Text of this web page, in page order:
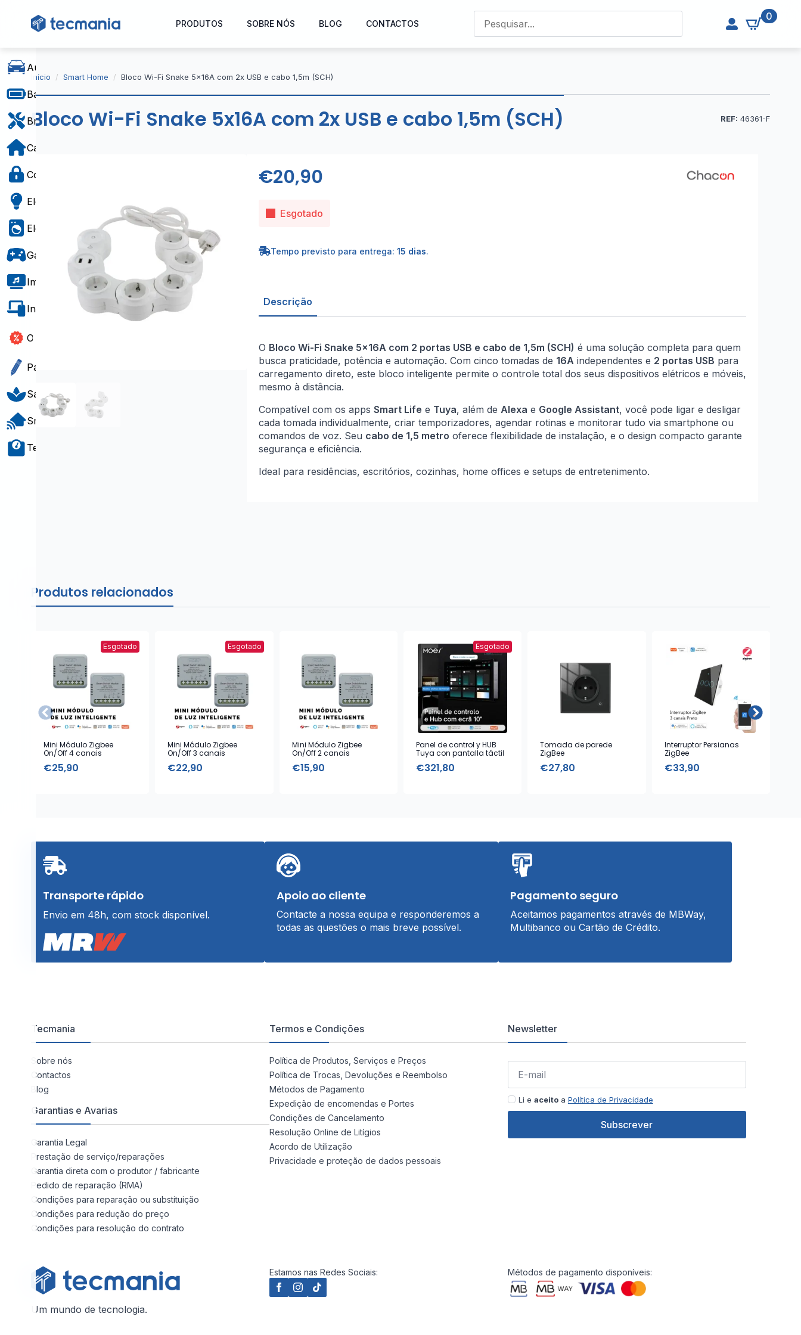
PRODUTOS SOBRE NÓS BLOG CONTACTOS
0
Baterias e Alimentação
Bricolage
Imagem e Som
Informática e Software
Início Smart Home Bloco Wi-Fi Snake 5x16A com 2x USB e cabo 1,5m (SCH)
Bloco Wi-Fi Snake 5x16A com 2x USB e cabo 1,5m (SCH) REF: 46361-F
€20,90
Esgotado
Tempo previsto para entrega: 15 dias.
Descrição
O Bloco Wi-Fi Snake 5x16A com 2 portas USB e cabo de 1,5m (SCH) é uma solução completa para quem
busca praticidade, potência e automação. Com cinco tomadas de 16A independentes e 2 portas USB para
carregamento direto, este bloco inteligente permite o controle total dos seus dispositivos elétricos e móveis,
mesmo à distância.
Compatível com os apps Smart Life e Tuya, além de Alexa e Google Assistant, você pode ligar e desligar
cada tomada individualmente, criar temporizadores, agendar rotinas e monitorar tudo via smartphone ou
comandos de voz. Seu cabo de 1,5 metro oferece flexibilidade de instalação, e o design compacto garante
segurança e eficiência.
Ideal para residências, escritórios, cozinhas, home offices e setups de entretenimento.
Produtos relacionados
Esgotado
Mini Módulo Zigbee
On/Off 4 canais
€25,90
Esgotado
Mini Módulo Zigbee
On/Off 3 canais
€22,90
Mini Módulo Zigbee
On/Off 2 canais
€15,90
Esgotado
Panel de control y HUB
Tuya con pantalla táctil
€321,80
Tomada de parede
ZigBee
€27,80
Interruptor Persianas
ZigBee
€33,90
Transporte rápido
Envio em 48h, com stock disponível.
Apoio ao cliente
Contacte a nossa equipa e responderemos a
todas as questões o mais breve possível.
Pagamento seguro
Aceitamos pagamentos através de MBWay,
Multibanco ou Cartão de Crédito.
Tecmania
Sobre nós
Contactos
Blog
Garantias e Avarias
Garantia Legal
Prestação de serviço/reparações
Garantia direta com o produtor / fabricante
Pedido de reparação (RMA)
Condições para reparação ou substituição
Condições para redução do preço
Condições para resolução do contrato
Termos e Condições
Política de Produtos, Serviços e Preços
Política de Trocas, Devoluções e Reembolso
Métodos de Pagamento
Expedição de encomendas e Portes
Condições de Cancelamento
Resolução Online de Litígios
Acordo de Utilização
Privacidade e proteção de dados pessoais
Newsletter
Li e aceitoa Política de Privacidade
Subscrever
Um mundo de tecnologia.
Estamos nas Redes Sociais: Métodos de pagamento disponíveis: